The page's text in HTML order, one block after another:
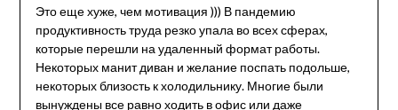
Это еще хуже, чем мотивация ))) В пандемию
продуктивность труда резко упала во всех сферах,
которые перешли на удаленный формат работы.
Некоторых манит диван и желание поспать подольше,
некоторых близость к холодильнику. Многие были
вынуждены все равно ходить в офис или даже